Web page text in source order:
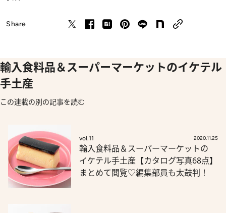
Share
輸入食料品＆スーパーマーケットのイケテル
手土産
この連載の別の記事を読む
vol.11 2020.11.25
輸入食料品＆スーパーマーケットの
イケテル手土産【カタログ写真68点】
まとめて閲覧♡編集部員も太鼓判！